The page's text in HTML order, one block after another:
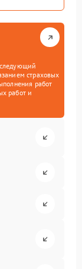
страховых
работ
работ и